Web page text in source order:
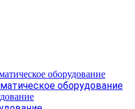
оборудование